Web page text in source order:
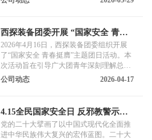
质量发展。
西探装备团委开展 “国家安全 青春
挺膺”主题团日活动
2026年4月16日，西探装备团委组织开展
了“国家安全 青春挺膺”主题团日活动。本
次活动旨在引导广大团青年深刻理解总体
国家安全观的核心要义，增强国家安全意
公司动态 2026-04-17
4.15全民国家安全日 反邪教警示宣
传
党的二十大擘画了以中国式现代化全面推
进中华民族伟大复兴的宏伟蓝图。二十大